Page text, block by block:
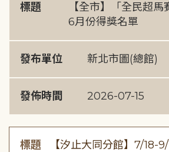
標題
【全市】「全民超馬
6月份得獎名單
發布單位 新北市圖(總館)
發佈時間 2026-07-15
標題
【汐止大同分館】7/18-